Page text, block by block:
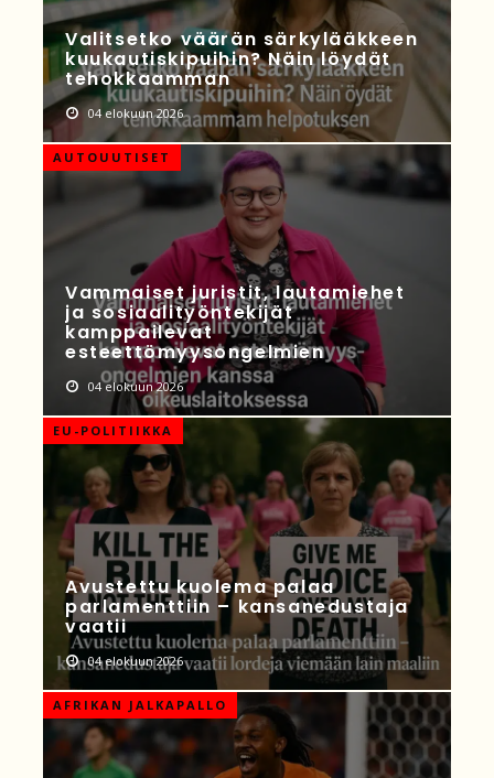
Valitsetko väärän särkylääkkeen
kuukautiskipuihin? Näin löydät
tehokkaamman
04 elokuun 2026
AUTOUUTISET
Vammaiset juristit, lautamiehet
ja sosiaalityöntekijät
kamppailevat
esteettömyysongelmien
04 elokuun 2026
EU-POLITIIKKA
Avustettu kuolema palaa
parlamenttiin – kansanedustaja
vaatii
04 elokuun 2026
AFRIKAN JALKAPALLO